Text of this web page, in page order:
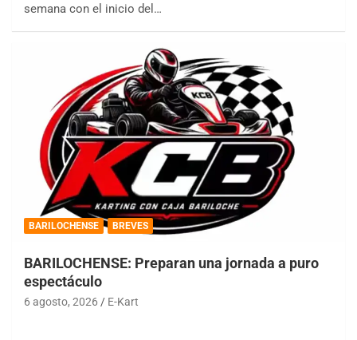
semana con el inicio del…
BARILOCHENSE BREVES
BARILOCHENSE: Preparan una jornada a puro
espectáculo
6 agosto, 2026 E-Kart